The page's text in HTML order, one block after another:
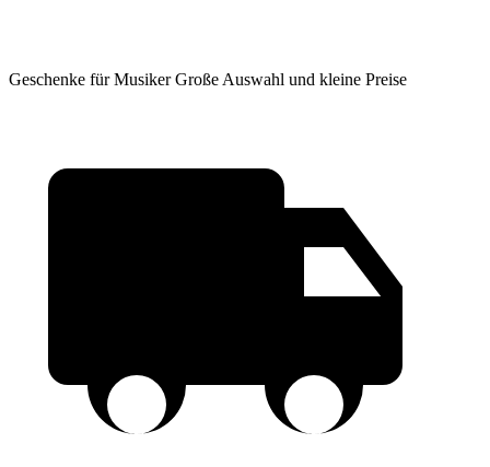
Geschenke für Musiker Große Auswahl und kleine Preise